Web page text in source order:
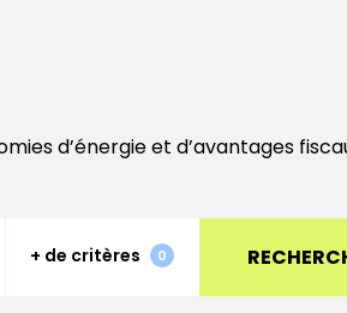
d’énergie et d’avantages
+ de critères 0
Fermer